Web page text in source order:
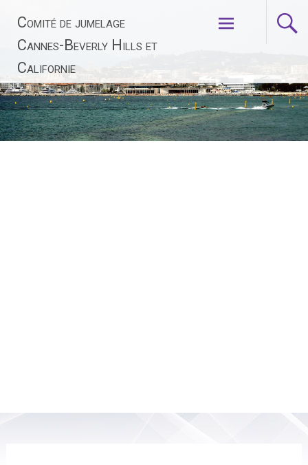
contenu
Comité de jumelage
Cannes-Beverly Hills et
Californie